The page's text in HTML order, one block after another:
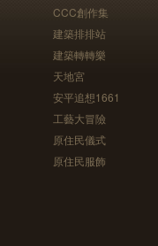
CCC創作集
建築排排站
建築轉轉樂
天地宮
安平追想1661
工藝大冒險
原住民儀式
原住民服飾